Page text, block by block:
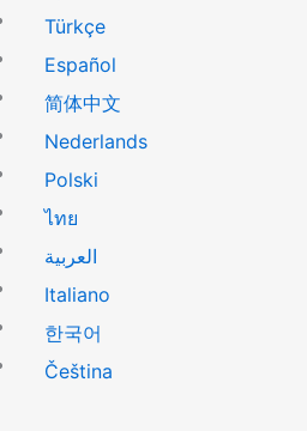
Türkçe
Español
简体中文
Nederlands
Polski
ไทย
العربية
Italiano
한국어
Čeština